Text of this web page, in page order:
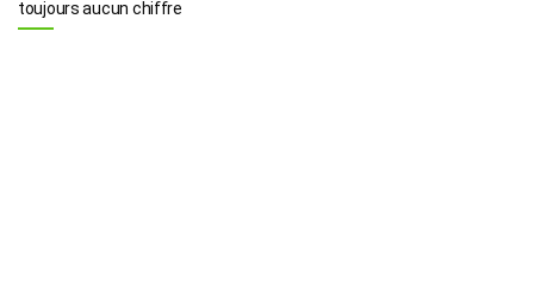
toujours aucun chiffre